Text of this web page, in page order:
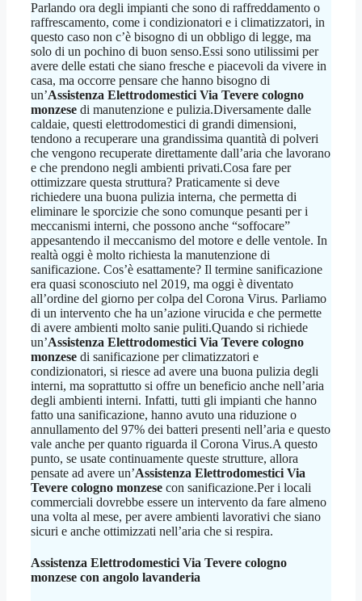
Parlando ora degli impianti che sono di raffreddamento o
raffrescamento, come i condizionatori e i climatizzatori, in
questo caso non c’è bisogno di un obbligo di legge, ma
solo di un pochino di buon senso.Essi sono utilissimi per
avere delle estati che siano fresche e piacevoli da vivere in
casa, ma occorre pensare che hanno bisogno di
un’Assistenza Elettrodomestici Via Tevere cologno
monzese di manutenzione e pulizia.Diversamente dalle
caldaie, questi elettrodomestici di grandi dimensioni,
tendono a recuperare una grandissima quantità di polveri
che vengono recuperate direttamente dall’aria che lavorano
e che prendono negli ambienti privati.Cosa fare per
ottimizzare questa struttura? Praticamente si deve
richiedere una buona pulizia interna, che permetta di
eliminare le sporcizie che sono comunque pesanti per i
meccanismi interni, che possono anche “soffocare”
appesantendo il meccanismo del motore e delle ventole. In
realtà oggi è molto richiesta la manutenzione di
sanificazione. Cos’è esattamente? Il termine sanificazione
era quasi sconosciuto nel 2019, ma oggi è diventato
all’ordine del giorno per colpa del Corona Virus. Parliamo
di un intervento che ha un’azione virucida e che permette
di avere ambienti molto sanie puliti.Quando si richiede
un’Assistenza Elettrodomestici Via Tevere cologno
monzese di sanificazione per climatizzatori e
condizionatori, si riesce ad avere una buona pulizia degli
interni, ma soprattutto si offre un beneficio anche nell’aria
degli ambienti interni. Infatti, tutti gli impianti che hanno
fatto una sanificazione, hanno avuto una riduzione o
annullamento del 97% dei batteri presenti nell’aria e questo
vale anche per quanto riguarda il Corona Virus.A questo
punto, se usate continuamente queste strutture, allora
pensate ad avere un’Assistenza Elettrodomestici Via
Tevere cologno monzese con sanificazione.Per i locali
commerciali dovrebbe essere un intervento da fare almeno
una volta al mese, per avere ambienti lavorativi che siano
sicuri e anche ottimizzati nell’aria che si respira.
Assistenza Elettrodomestici Via Tevere cologno
monzese con angolo lavanderia